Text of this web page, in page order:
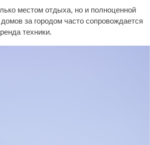
местом отдыха, но и полноценной
за городом часто сопровождается
техники.